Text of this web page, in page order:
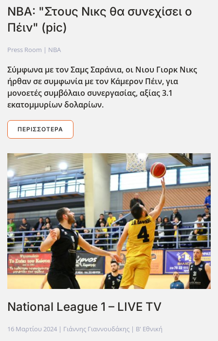
NBA: "Στους Νικς θα συνεχίσει ο
Πέιν" (pic)
Press Room | NBA
Σύμφωνα με τον Σαμς Σαράνια, οι Νιου Γιορκ Νικς
ήρθαν σε συμφωνία με τον Κάμερον Πέιν, για
μονοετές συμβόλαιο συνεργασίας, αξίας 3.1
εκατομμυρίων δολαρίων.
ΠΕΡΙΣΣΌΤΕΡΑ
National League 1 – LIVE TV
16 Μαρτίου 2024 | Γιάννης Γιαννουδάκης | Β' Εθνική